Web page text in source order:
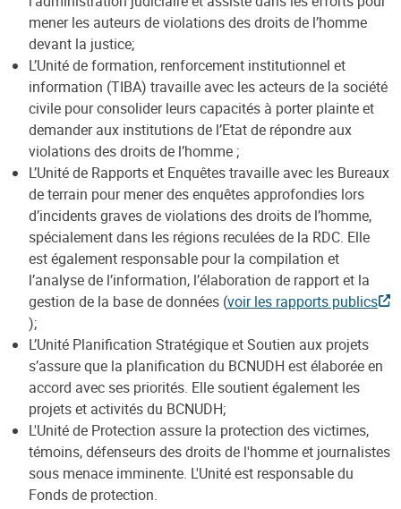
mener les auteurs de violations des droits de l’homme
devant la justice;
L’Unité de formation, renforcement institutionnel et
information (TIBA) travaille avec les acteurs de la société
civile pour consolider leurs capacités à porter plainte et
demander aux institutions de l’Etat de répondre aux
violations des droits de l’homme ;
L’Unité de Rapports et Enquêtes travaille avec les Bureaux
de terrain pour mener des enquêtes approfondies lors
d’incidents graves de violations des droits de l’homme,
spécialement dans les régions reculées de la RDC. Elle
est également responsable pour la compilation et
l’analyse de l’information, l’élaboration de rapport et la
gestion de la base de données (voir les rapports publics
);
L’Unité Planification Stratégique et Soutien aux projets
s’assure que la planification du BCNUDH est élaborée en
accord avec ses priorités. Elle soutient également les
projets et activités du BCNUDH;
L'Unité de Protection assure la protection des victimes,
témoins, défenseurs des droits de l'homme et journalistes
sous menace imminente. L'Unité est responsable du
Fonds de protection.